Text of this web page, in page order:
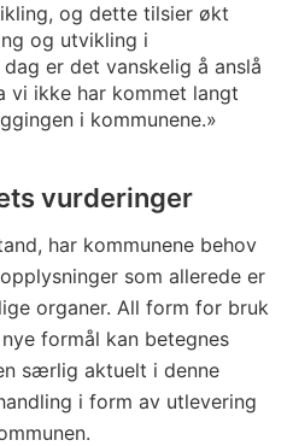
og dette tilsier økt
og utvikling i
er det vanskelig å anslå
vi ikke har kommet langt
i kommunene.»
vurderinger
har kommunene behov
som allerede er
organer. All form for bruk
formål kan betegnes
særlig aktuelt i denne
i form av utlevering